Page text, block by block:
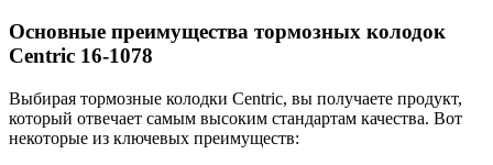
Основные преимущества тормозных колодок
Centric 16-1078
Выбирая тормозные колодки Centric, вы получаете продукт,
который отвечает самым высоким стандартам качества. Вот
некоторые из ключевых преимуществ: